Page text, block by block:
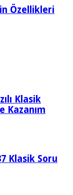
Özellikleri
Klasik
Kazanım
Klasik Soru